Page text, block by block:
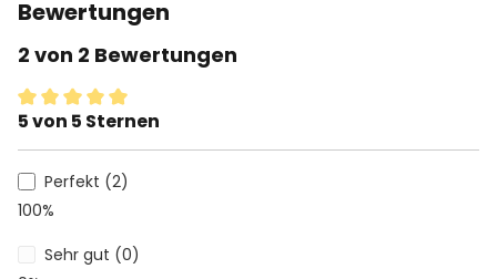
Bewertungen
2 von 2 Bewertungen
Durchschnittliche Bewertung von 5 von 5 Sternen
5 von 5 Sternen
Perfekt (2)
100%
Sehr gut (0)